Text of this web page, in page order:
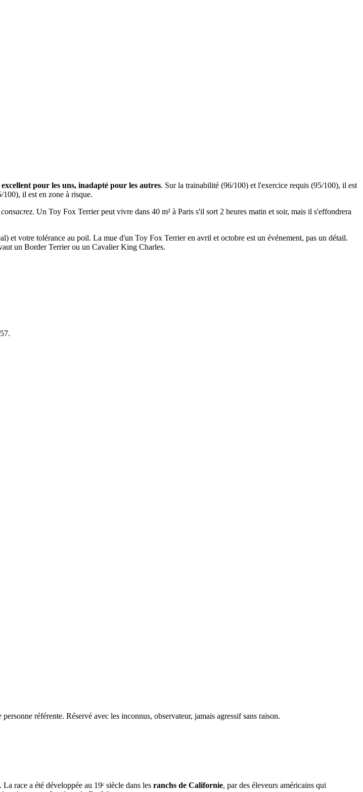
excellent pour les uns, inadapté pour les autres. Sur la trainabilité (96/100) et l'exercice requis (95/100), il est
il est en zone à risque.
. Un Toy Fox Terrier peut vivre dans 40 m² à Paris s'il sort 2 heures matin et soir, mais il s'effondrera
et votre tolérance au poil. La mue d'un Toy Fox Terrier en avril et octobre est un événement, pas un détail.
un Border Terrier ou un Cavalier King Charles.
personne référente. Réservé avec les inconnus, observateur, jamais agressif sans raison.
. La race a été développée au 19ᵉ siècle dans les ranchs de Californie, par des éleveurs américains qui